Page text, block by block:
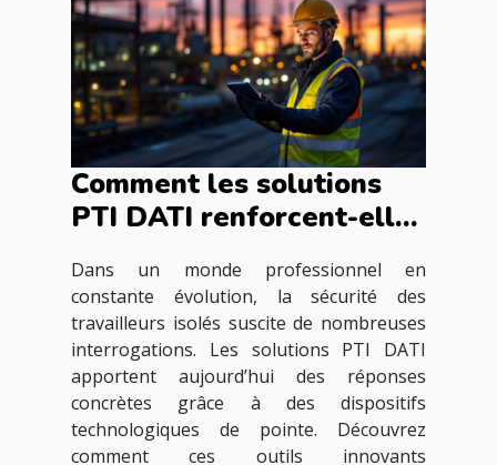
Comment les solutions
PTI DATI renforcent-elles
travailleurs isolés ?
Dans un monde professionnel en
constante évolution, la sécurité des
travailleurs isolés suscite de nombreuses
interrogations. Les solutions PTI DATI
apportent aujourd’hui des réponses
concrètes grâce à des dispositifs
technologiques de pointe. Découvrez
comment ces outils innovants